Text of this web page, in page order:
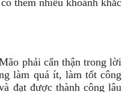
thêm nhiều khoảnh khắc
phải cẩn thận trong lời
làm quá ít, làm tốt công
đạt được thành công lâu